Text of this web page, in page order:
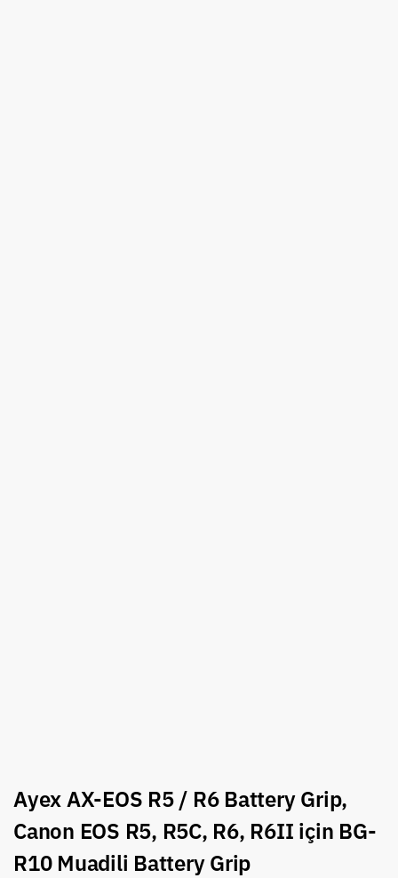
Ayex AX-EOS R5 / R6 Battery Grip,
Canon EOS R5, R5C, R6, R6II için BG-
R10 Muadili Battery Grip